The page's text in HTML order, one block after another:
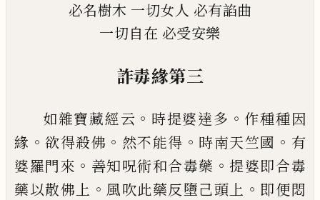
必名樹木 一切女人 必有諂曲
一切自在 必受安樂
詐毒緣第三
如雜寶藏經云 。 時提婆達多 。 作種種因
緣 。欲得殺佛 。 然不能得 。 時南天竺國 。 有
婆羅門來 。 善知呪術和合毒藥 。提婆即合毒
藥以散佛上 。 風吹此藥反墮己頭上 。 即便悶